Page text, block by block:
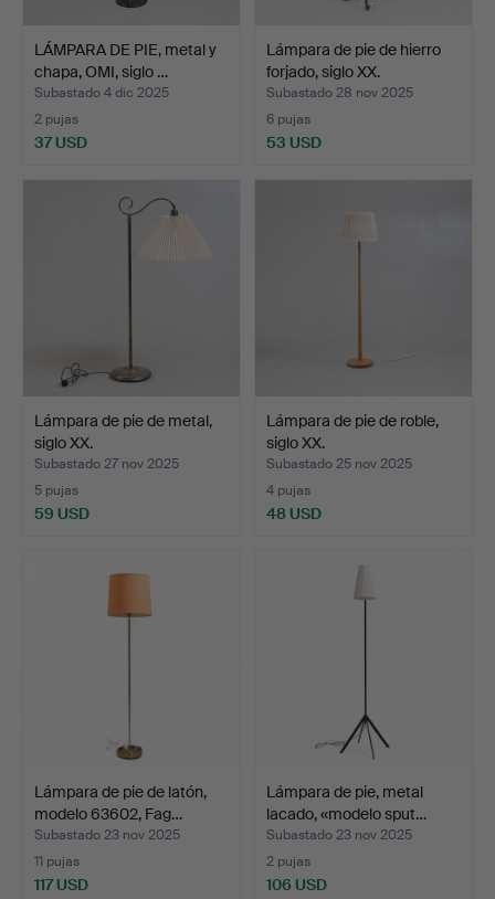
LÁMPARA DE PIE, metal y
chapa, OMI, siglo …
Subastado 4 dic 2025
2 pujas
37 USD
Lámpara de pie de hierro
forjado, siglo XX.
Subastado 28 nov 2025
6 pujas
53 USD
Lámpara de pie de metal,
siglo XX.
Subastado 27 nov 2025
5 pujas
59 USD
Lámpara de pie de roble,
siglo XX.
Subastado 25 nov 2025
4 pujas
48 USD
Lámpara de pie de latón,
modelo 63602, Fag…
Subastado 23 nov 2025
11 pujas
117 USD
Lámpara de pie, metal
lacado, «modelo sput…
Subastado 23 nov 2025
2 pujas
106 USD